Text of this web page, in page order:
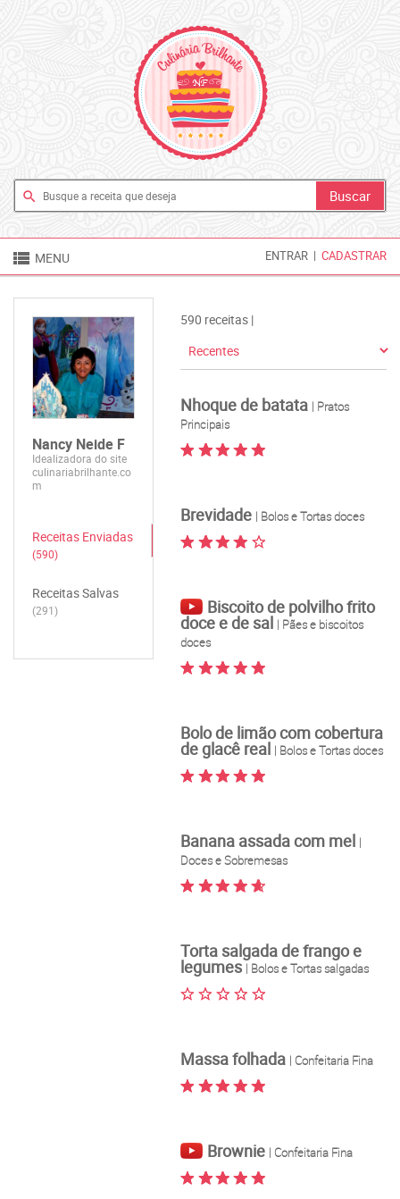
search
 MENU ENTRAR | CADASTRAR
Nancy Neide F
Idealizadora do site
culinariabrilhante.co
m
Receitas Enviadas
(590)
Receitas Salvas
(291)
590 receitas |
Nhoque de batata | Pratos
Principais
Brevidade | Bolos e Tortas doces
Biscoito de polvilho frito
doce e de sal | Pães e biscoitos
doces
Bolo de limão com cobertura
de glacê real | Bolos e Tortas doces
Banana assada com mel |
Doces e Sobremesas
Torta salgada de frango e
legumes| Bolos e Tortas salgadas
Massa folhada | Confeitaria Fina
Brownie | Confeitaria Fina